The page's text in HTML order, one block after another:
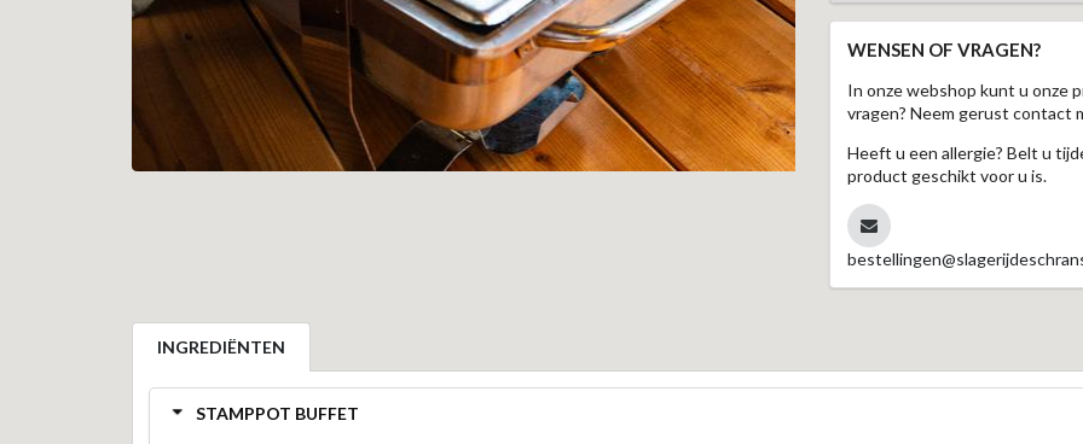
WENSEN OF VRAGEN?
In onze webshop kunt u onze
vragen? Neem gerust contact
Heeft u een allergie? Belt u
product geschikt voor u is.
INGREDIËNTEN
STAMPPOT BUFFET